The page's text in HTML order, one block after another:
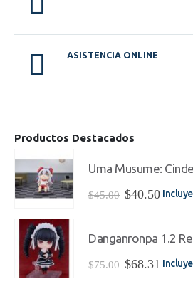
ASISTENCIA ONLINE
Productos Destacados
Uma Musume:
$45.00 El
era:
$45.00.
$40.50El
es:
Danganronpa 1.2
$75.00 El
$68.31 El